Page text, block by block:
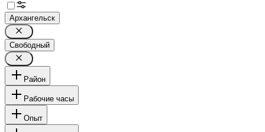
Архангельск
Свободный
Район
Рабочие часы
Опыт